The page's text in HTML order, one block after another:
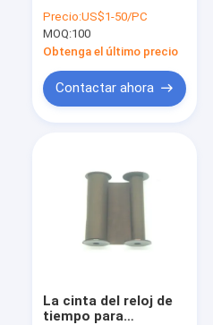
del calor hm750-
3020/HM750/HM7 de
HS1000 con médico
Precio:US$1-50/PC
MOQ:100
Obtenga el último precio
Contactar ahora
La cinta del reloj de
tiempo para